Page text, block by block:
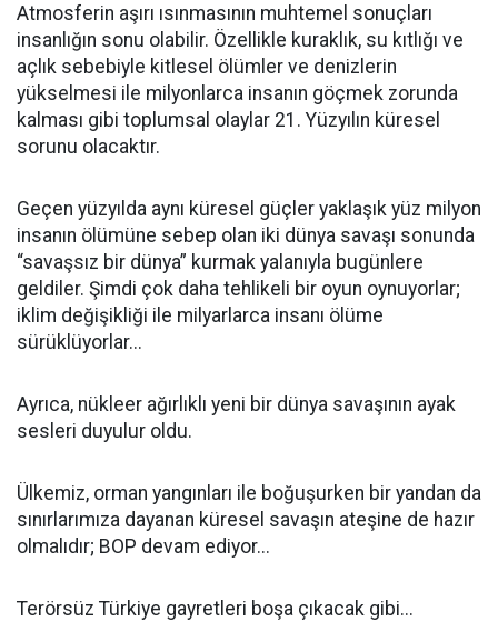
Atmosferin aşırı ısınmasının muhtemel sonuçları
insanlığın sonu olabilir. Özellikle kuraklık, su kıtlığı ve
açlık sebebiyle kitlesel ölümler ve denizlerin
yükselmesi ile milyonlarca insanın göçmek zorunda
kalması gibi toplumsal olaylar 21. Yüzyılın küresel
sorunu olacaktır.
Geçen yüzyılda aynı küresel güçler yaklaşık yüz milyon
insanın ölümüne sebep olan iki dünya savaşı sonunda
“savaşsız bir dünya” kurmak yalanıyla bugünlere
geldiler. Şimdi çok daha tehlikeli bir oyun oynuyorlar;
iklim değişikliği ile milyarlarca insanı ölüme
sürüklüyorlar...
Ayrıca, nükleer ağırlıklı yeni bir dünya savaşının ayak
sesleri duyulur oldu.
Ülkemiz, orman yangınları ile boğuşurken bir yandan da
sınırlarımıza dayanan küresel savaşın ateşine de hazır
olmalıdır; BOP devam ediyor...
Terörsüz Türkiye gayretleri boşa çıkacak gibi...